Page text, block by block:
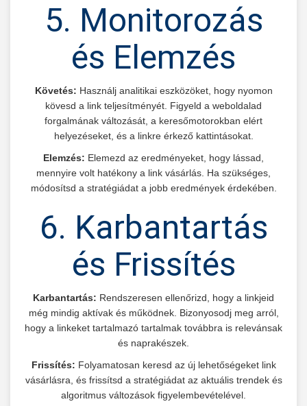
5. Monitorozás
és Elemzés
Követés: Használj analitikai eszközöket, hogy nyomon
kövesd a link teljesítményét. Figyeld a weboldalad
forgalmának változását, a keresőmotorokban elért
helyezéseket, és a linkre érkező kattintásokat.
Elemzés: Elemezd az eredményeket, hogy lássad,
mennyire volt hatékony a link vásárlás. Ha szükséges,
módosítsd a stratégiádat a jobb eredmények érdekében.
6. Karbantartás
és Frissítés
Karbantartás: Rendszeresen ellenőrizd, hogy a linkjeid
még mindig aktívak és működnek. Bizonyosodj meg arról,
hogy a linkeket tartalmazó tartalmak továbbra is relevánsak
és naprakészek.
Frissítés: Folyamatosan keresd az új lehetőségeket link
vásárlásra, és frissítsd a stratégiádat az aktuális trendek és
algoritmus változások figyelembevételével.